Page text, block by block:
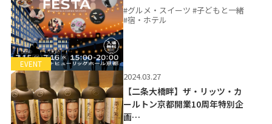
EVENT
#グルメ・スイーツ #子どもと一緒
#宿・ホテル
2024.03.27
【二条大橋畔】ザ・リッツ・カ
ールトン京都開業10周年特別企
画…